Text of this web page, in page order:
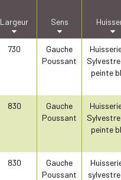
Largeur Sens
730
Gauche
Poussant
peinte
830
Gauche
Poussant
peinte
830
Gauche
Poussant